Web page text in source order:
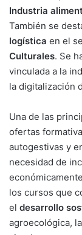
Industria
También se
logística en el
Culturales. Se
vinculada a la
la digitalización
Una de las
ofertas
autogestivas y
necesidad de
los cursos que
el desarrollo
agroecológica,